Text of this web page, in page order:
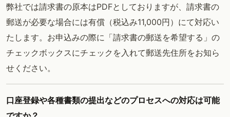
弊社では請求書の原本はPDFとしておりますが、請求書の
郵送が必要な場合には有償（税込み11,000円）にて対応い
たします。お申込みの際に「請求書の郵送を希望する」の
チェックボックスにチェックを入れて郵送先住所をお知ら
せください。
口座登録や各種書類の提出などのプロセスへの対応は可能